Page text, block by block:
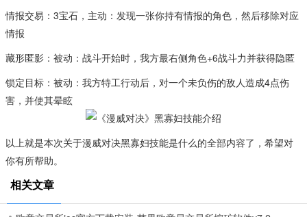
情报交易：3宝石，主动：发现一张你持有情报的角色，然后移除对应
情报
藏形匿影：被动：战斗开始时，我方最右侧角色+6战斗力并获得隐匿
锁定目标：被动：我方特工行动后，对一个未负伤的敌人造成4点伤
害，并使其晕眩
以上就是本次关于漫威对决黑寡妇技能是什么的全部内容了，希望对
你有所帮助。
相关文章